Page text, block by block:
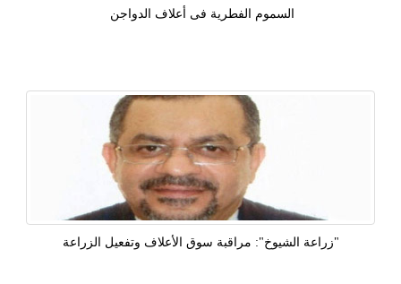
السموم الفطرية فى أعلاف الدواجن
"زراعة الشيوخ": مراقبة سوق الأعلاف وتفعيل الزراعة